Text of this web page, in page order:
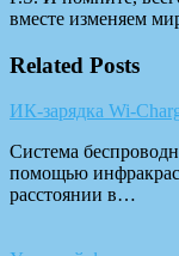
вместе изменяем
Related Posts
ИК-зарядка Wi-
Система
помощью
расстоянии в…